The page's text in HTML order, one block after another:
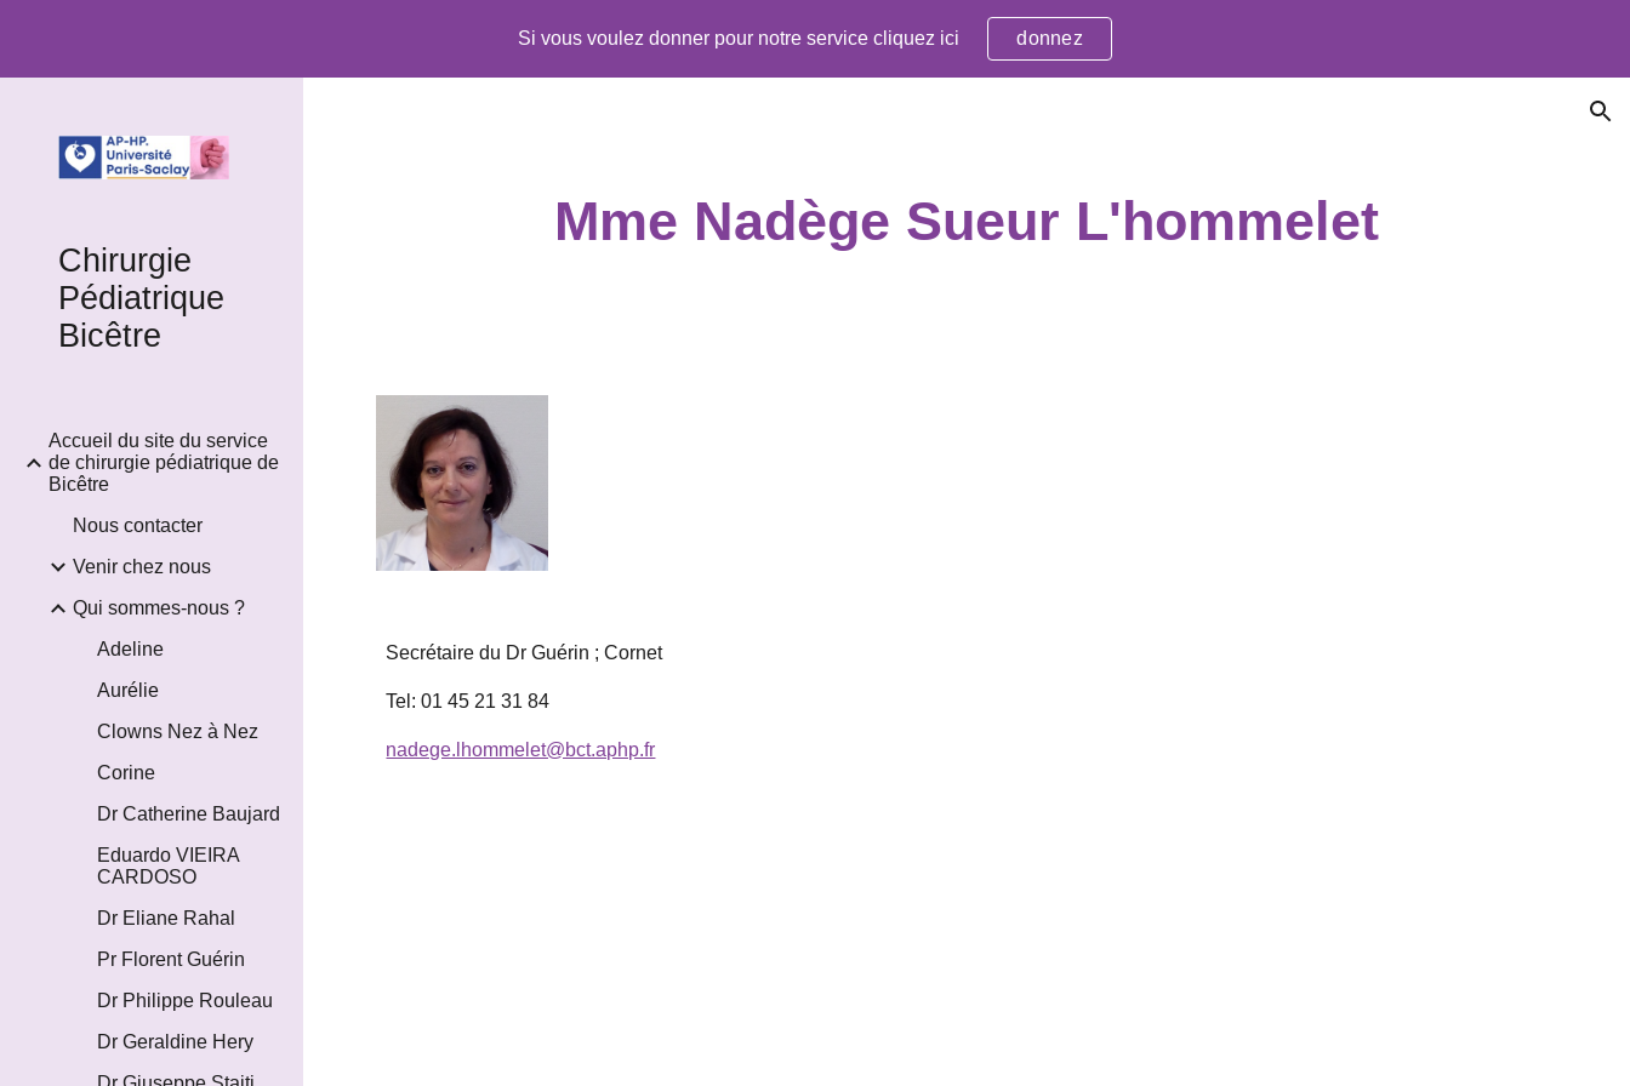
Skip to main content Skip to navigation
Si vous voulez donner pour notre service cliquez ici donnez
Chirurgie
Pédiatrique
Bicêtre
Accueil du site du service
de chirurgie pédiatrique de
Bicêtre
Nous contacter
Venir chez nous
Qui sommes-nous ?
Adeline
Aurélie
Clowns Nez à Nez
Corine
Dr Catherine Baujard
Eduardo VIEIRA
CARDOSO
Dr Eliane Rahal
Pr Florent Guérin
Dr Philippe Rouleau
Dr Geraldine Hery
Mme Nadège Sueur L'hommelet
Secrétaire du Dr Guérin ; Cornet
Tel: 01 45 21 31 84
nadege.lhommelet@bct.aphp.fr